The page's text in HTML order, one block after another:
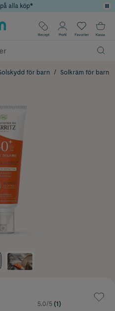
inom Skönhet
för 20% över 649kr
& hudterapeuter
alla köp*
Recept Profil Favoriter Kassa
för barn Solkräm för barn
5.0/5 (1)